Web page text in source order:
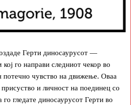
Герти диносаурусот —
го направи следниот чекор во
потечно чувство на движење. Оваа
и личност на поединец со
гледате диносаурусот Герти во